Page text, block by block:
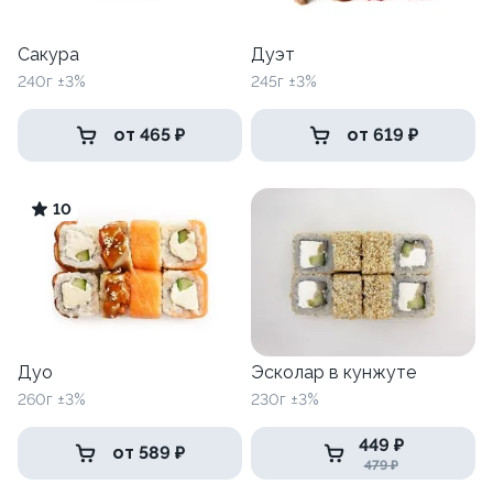
Сакура
240г ±3%
от 465 ₽
Дуэт
245г ±3%
от 619 ₽
10
Дуо
260г ±3%
от 589 ₽
Эсколар в кунжуте
230г ±3%
449 ₽
479 ₽